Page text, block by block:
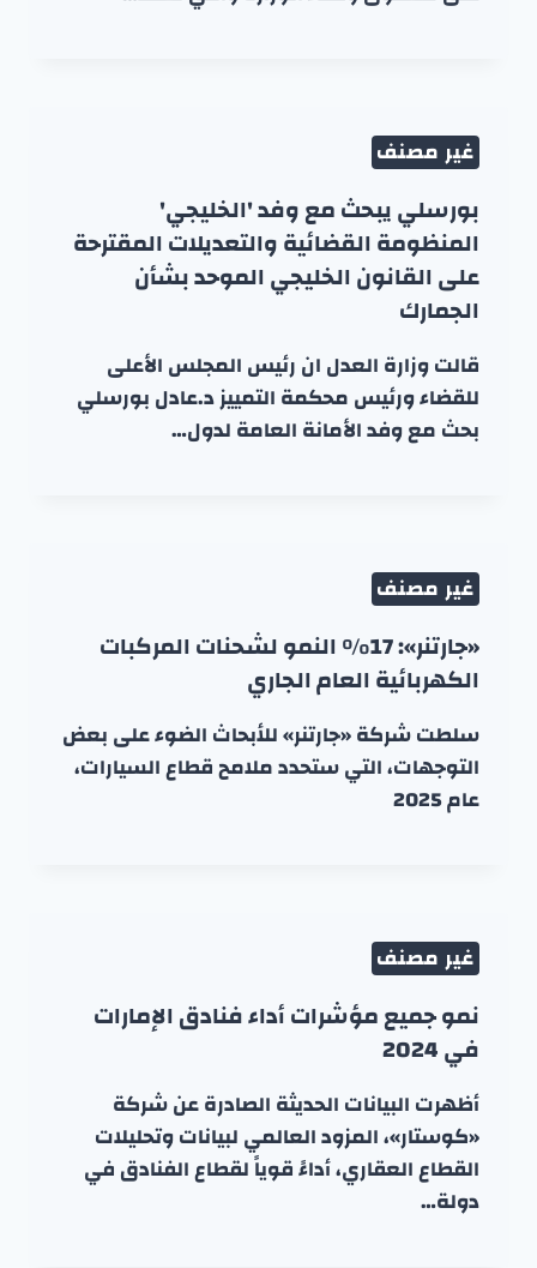
غير مصنف
بورسلي يبحث مع وفد 'الخليجي'
المنظومة القضائية والتعديلات المقترحة
على القانون الخليجي الموحد بشأن
الجمارك
قالت وزارة العدل ان رئيس المجلس الأعلى
للقضاء ورئيس محكمة التمييز د.عادل بورسلي
بحث مع وفد الأمانة العامة لدول…
غير مصنف
«جارتنر»: 17% النمو لشحنات المركبات
الكهربائية العام الجاري
سلطت شركة «جارتنر» للأبحاث الضوء على بعض
التوجهات، التي ستحدد ملامح قطاع السيارات،
عام 2025
غير مصنف
نمو جميع مؤشرات أداء فنادق الإمارات
في 2024
أظهرت البيانات الحديثة الصادرة عن شركة
«كوستار»، المزود العالمي لبيانات وتحليلات
القطاع العقاري، أداءً قوياً لقطاع الفنادق في
دولة…